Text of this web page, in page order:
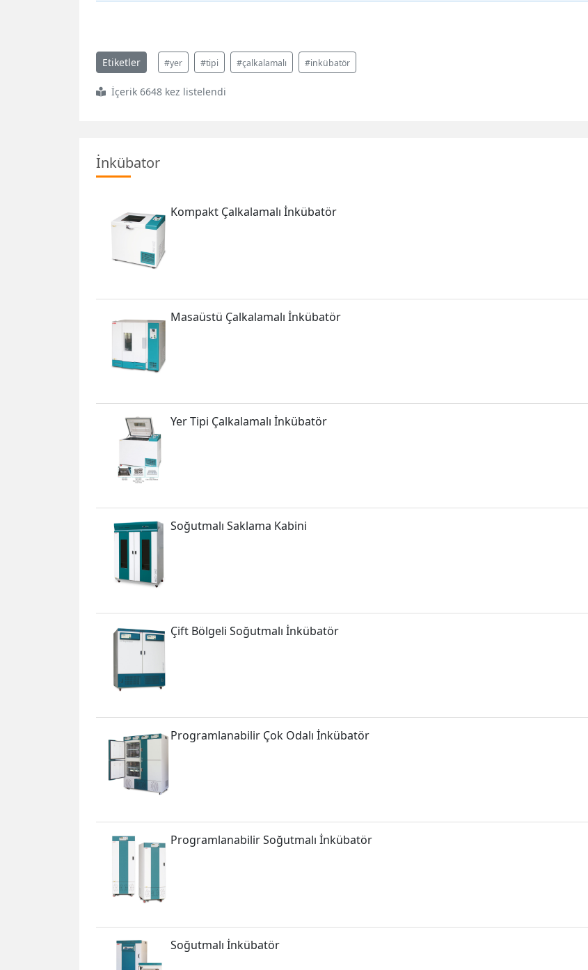
Etiketler #yer #tipi #çalkalamalı #inkübatör
İçerik 6648 kez listelendi
İnkübator
Kompakt Çalkalamalı İnkübatör
Masaüstü Çalkalamalı İnkübatör
Yer Tipi Çalkalamalı İnkübatör
Soğutmalı Saklama Kabini
Çift Bölgeli Soğutmalı İnkübatör
Programlanabilir Çok Odalı İnkübatör
Programlanabilir Soğutmalı İnkübatör
Soğutmalı İnkübatör